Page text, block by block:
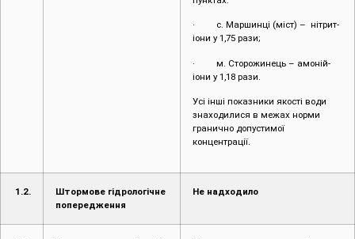
· с. Маршинці (міст) – нітрит-
іони у 1,75 рази;
· м. Сторожинець – амоній-
іони у 1,18 рази.
Усі інші показники якості води
знаходилися в межах норми
гранично допустимої
концентрації.
1.2.
Штормове гідрологічне
попередження
Не надходило